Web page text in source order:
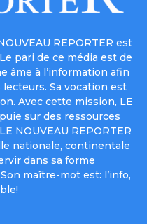
REPORTER est
pari de ce média est de
âme à l’information afin
Sa vocation est
Avec cette mission, LE
sur des ressources
NOUVEAU REPORTER
nationale, continentale
dans sa forme
maître-mot est: l’info,